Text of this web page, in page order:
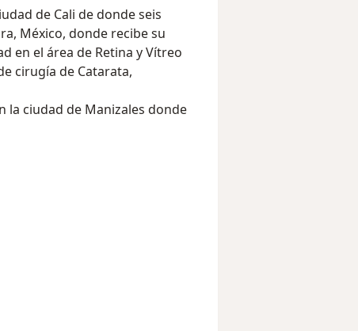
de Cali de donde seis
México, donde recibe su
en el área de Retina y Vítreo
cirugía de Catarata,
ciudad de Manizales donde